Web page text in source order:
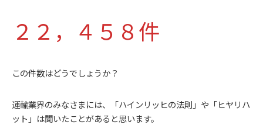
２２，４５８件
この件数はどうでしょうか？
運輸業界のみなさまには、「ハインリッヒの法則」や「ヒヤリハ
ット」は聞いたことがあると思います。